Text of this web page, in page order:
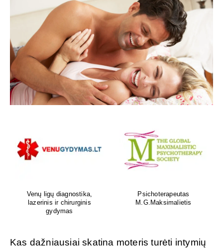
Venų ligų diagnostika,
lazerinis ir chirurginis
gydymas
Psichoterapeutas
M.G.Maksimalietis
Kas dažniausiai skatina moteris turėti intymių